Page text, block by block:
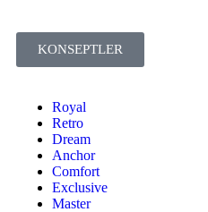
KONSEPTLER
Royal
Retro
Dream
Anchor
Comfort
Exclusive
Master